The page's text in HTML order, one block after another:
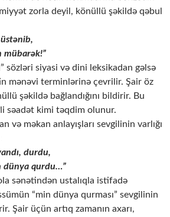
zorla deyil, könüllü şəkildə qəbul
ənib,
mübarək!”
sözləri siyasi və dini leksikadan gəlsə
mənəvi terminlərinə çevrilir. Şair öz
şəkildə bağlandığını bildirir. Bu
səadət kimi təqdim olunur.
məkan anlayışları sevgilinin varlığı
durdu,
dünya qurdu…”
sənətindən ustalıqla istifadə
“min dünya qurması” sevgilinin
Şair üçün artıq zamanın axarı,